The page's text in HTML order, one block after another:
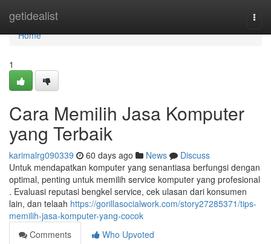
getidealist
Home
Home
1
Cara Memilih Jasa Komputer
yang Terbaik
karimalrg090339 60 days ago News
Discuss
Untuk mendapatkan komputer yang senantiasa berfungsi dengan
optimal, penting untuk memilih service komputer yang profesional
. Evaluasi reputasi bengkel service, cek ulasan dari konsumen
lain, dan telaah https://gorillasocialwork.com/story27285371/tips-
memilih-jasa-komputer-yang-cocok
Comments
Who Upvoted